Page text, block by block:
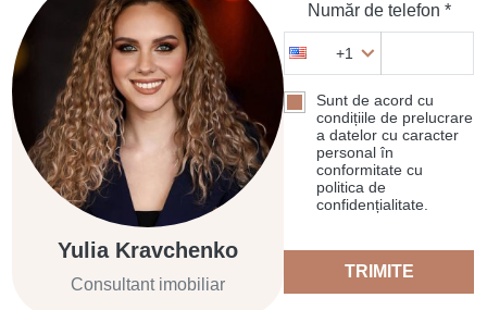
Yulia Kravchenko
Consultant imobiliar
Număr de telefon *
+1
Sunt de acord cu
condițiile de prelucrare
a datelor cu caracter
personal în
conformitate cu
politica de
confidențialitate.
TRIMITE